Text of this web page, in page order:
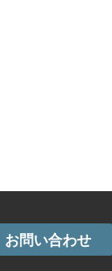
お問い合わせ